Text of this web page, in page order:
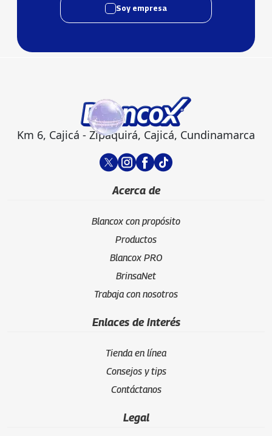
Soy empresa
Km 6, Cajicá - Zipaquirá, Cajicá, Cundinamarca
Acerca de
Blancox con propósito
Productos
Blancox PRO
BrinsaNet
Trabaja con nosotros
Enlaces de interés
Tienda en línea
Consejos y tips
Contáctanos
Legal